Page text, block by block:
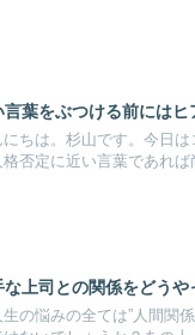
言葉をぶつける前にはヒ
にちは。杉山です。今日
格否定に近い言葉であれば
な上司との関係をどうや
生の悩みの全ては”人間関